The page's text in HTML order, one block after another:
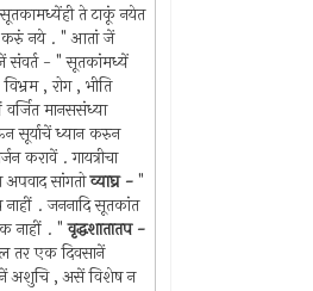
ते टाकूं नयेत
करुं नये . " आतां जें
संवर्त - " सूतकांमध्यें
, रोग , भीति
मानससंध्या
सूर्याचें ध्यान करुन
करावें . गायत्रीचा
अपवाद सांगतोव्याघ्र -"
. जननादि सूतकांत
नाहीं . "वृद्धशातातप -
तर एक दिवसानें
अशुचि , असें विशेष न